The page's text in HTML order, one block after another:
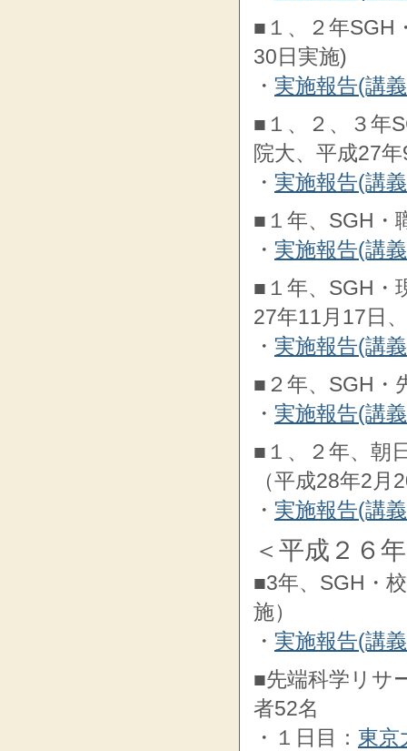
■１、２年SGH
30日実施)
・ 実施報告(講
■１、２、３年
院大、平成27
・ 実施報告(講
■１年、SGH・
・ 実施報告(講
■１年、SGH・
27年11月17日
・ 実施報告(講
■２年、SGH・
・ 実施報告(講
■１、２年、朝
（平成28年2
・ 実施報告(講
＜平成２６
■3年、SGH・
施）
・ 実施報告(講
■先端科学リサ
者52名
・１日目： 東京